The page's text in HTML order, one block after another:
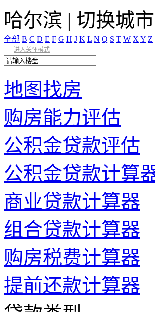
哈尔滨 | 切换城市
全部 B C D E F G H J K L N Q S T W X Y Z
进入关怀模式
地图找房
购房能力评估
公积金贷款评估
公积金贷款计算
商业贷款计算器
组合贷款计算器
购房税费计算器
提前还款计算器